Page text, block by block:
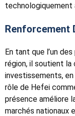
technologiquement
Renforcement
En tant que l’un
région, il soutient
investissements,
rôle de Hefei
présence améliore
marchés nationaux